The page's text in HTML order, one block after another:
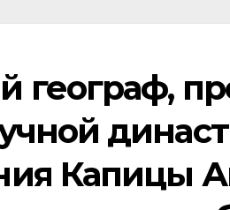
географ,
Капицы